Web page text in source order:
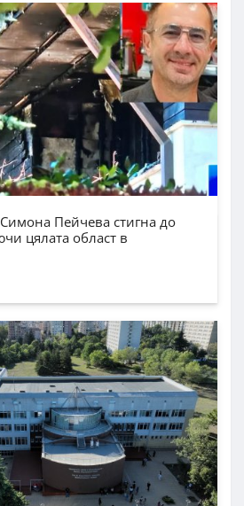
Пейчева стигна до
цялата област в